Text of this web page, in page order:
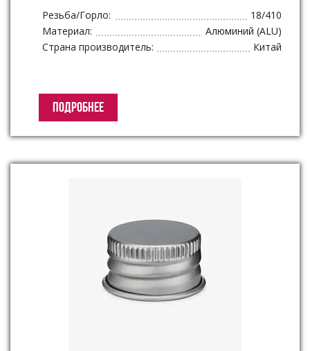
Резьба/Горло:
18/410
Материал:
Алюминий (ALU)
Страна производитель:
Китай
ПОДРОБНЕЕ